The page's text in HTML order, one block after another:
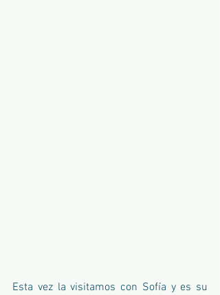
Esta vez la visitamos con Sofía y es su